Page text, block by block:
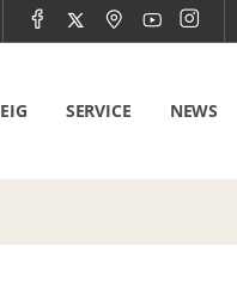
SERVICE NEWS